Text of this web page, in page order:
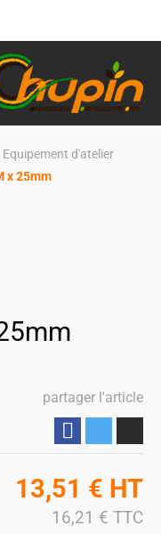
Equipement d'atelier
x 25mm
partager l'article
13,51 € HT
16,21 € TTC